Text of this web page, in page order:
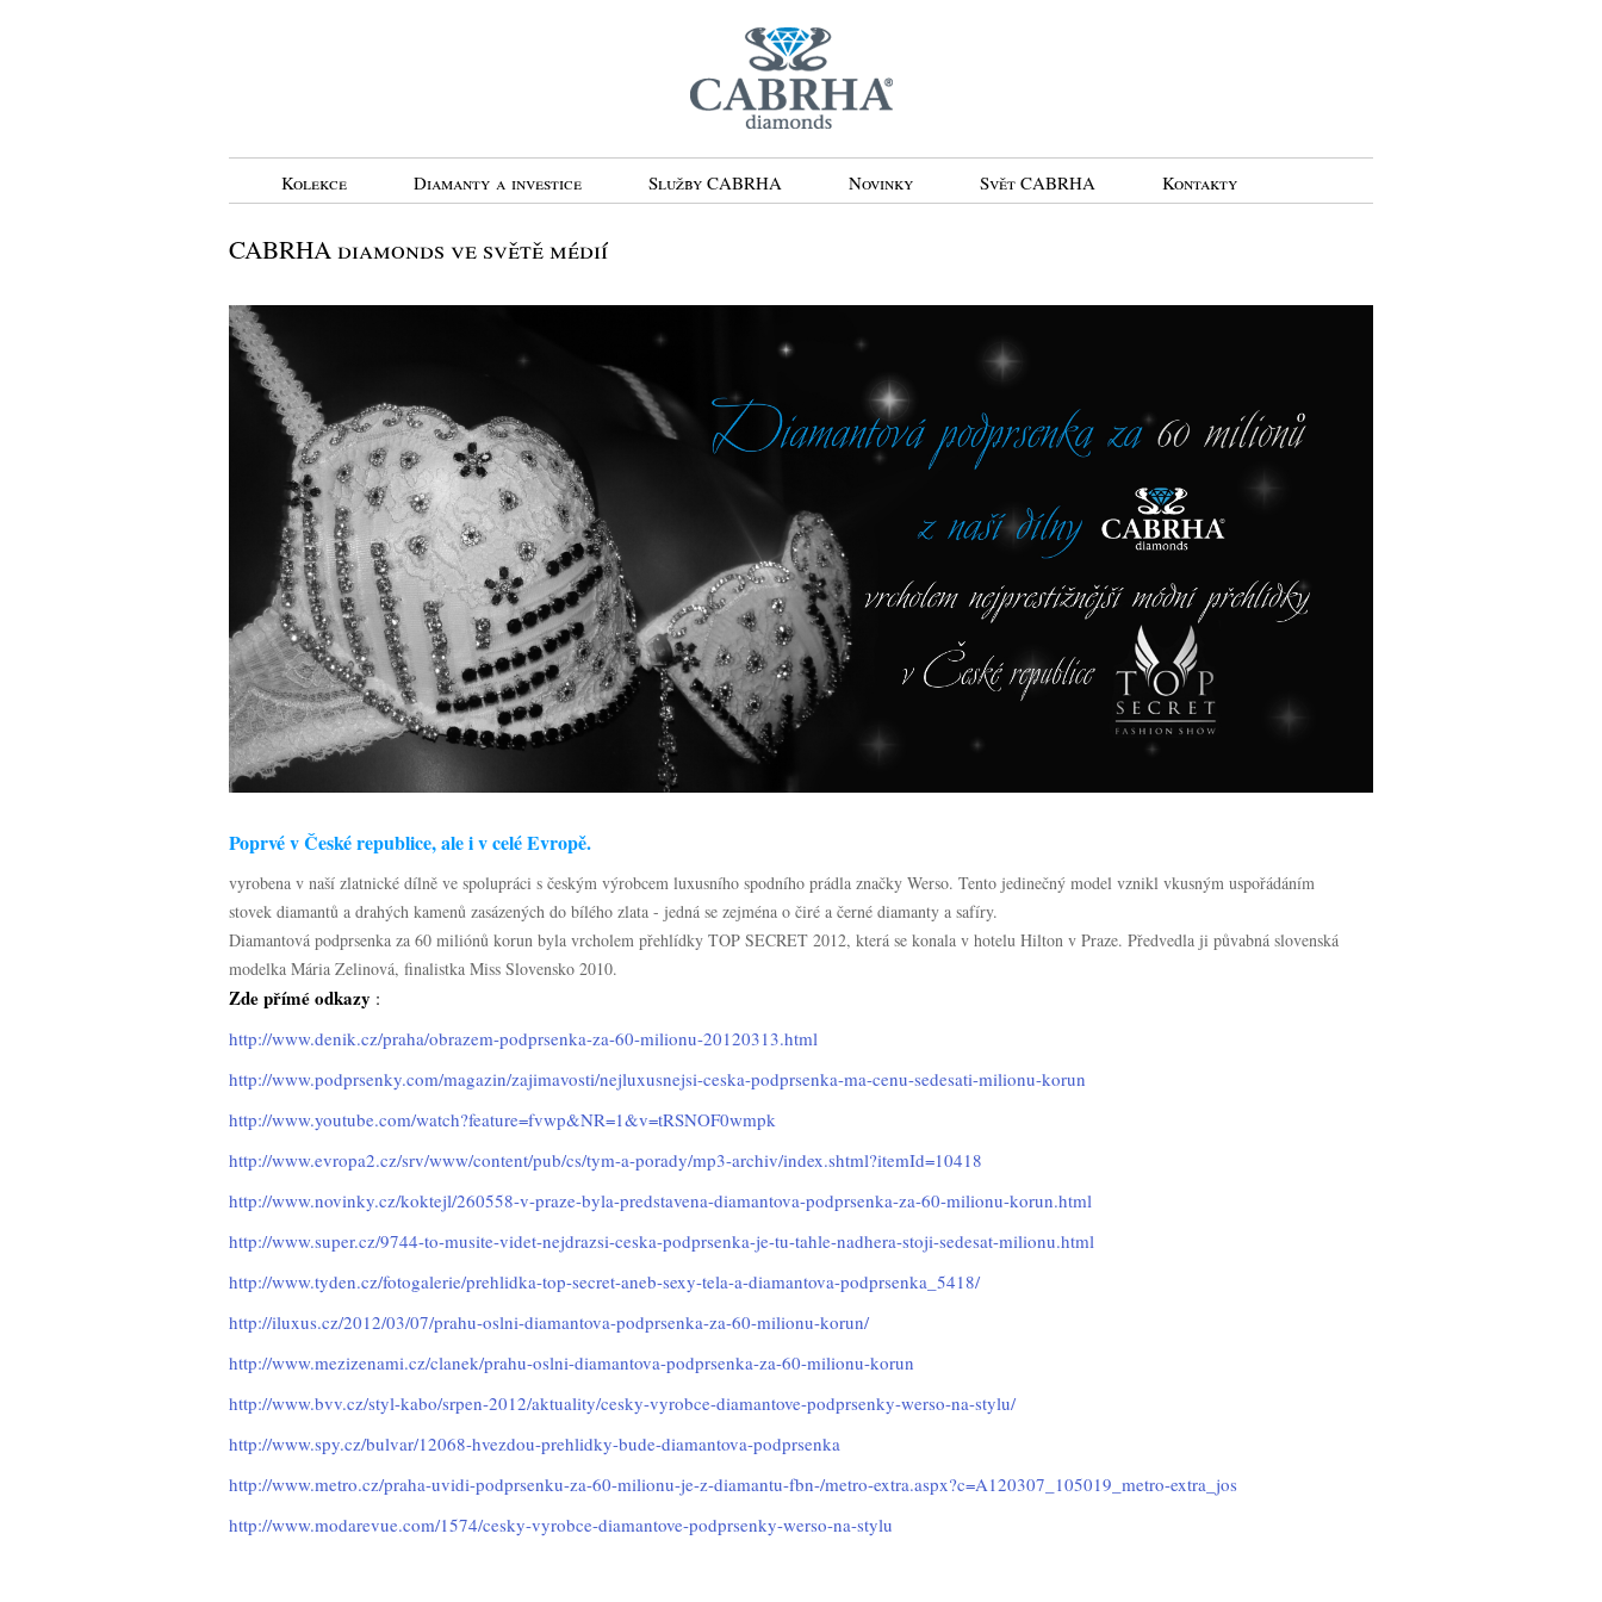
Kolekce Diamanty a investice Služby CABRHA Novinky Svět CABRHA Kontakty
CABRHA diamonds ve světě médií
Poprvé v České republice, ale i v celé Evropě.
vyrobena v naší zlatnické dílně ve spolupráci s českým výrobcem luxusního spodního prádla značky Werso. Tento jedinečný model vznikl vkusným uspořádáním
stovek diamantů a drahých kamenů zasázených do bílého zlata - jedná se zejména o čiré a černé diamanty a safíry.
Diamantová podprsenka za 60 miliónů korun byla vrcholem přehlídky TOP SECRET 2012, která se konala v hotelu Hilton v Praze. Předvedla ji půvabná slovenská
modelka Mária Zelinová, finalistka Miss Slovensko 2010.
Zde přímé odkazy :
http://www.denik.cz/praha/obrazem-podprsenka-za-60-milionu-20120313.html
http://www.podprsenky.com/magazin/zajimavosti/nejluxusnejsi-ceska-podprsenka-ma-cenu-sedesati-milionu-korun
http://www.youtube.com/watch?feature=fvwp&NR=1&v=tRSNOF0wmpk
http://www.evropa2.cz/srv/www/content/pub/cs/tym-a-porady/mp3-archiv/index.shtml?itemId=10418
http://www.novinky.cz/koktejl/260558-v-praze-byla-predstavena-diamantova-podprsenka-za-60-milionu-korun.html
http://www.super.cz/9744-to-musite-videt-nejdrazsi-ceska-podprsenka-je-tu-tahle-nadhera-stoji-sedesat-milionu.html
http://www.tyden.cz/fotogalerie/prehlidka-top-secret-aneb-sexy-tela-a-diamantova-podprsenka_5418/
http://iluxus.cz/2012/03/07/prahu-oslni-diamantova-podprsenka-za-60-milionu-korun/
http://www.mezizenami.cz/clanek/prahu-oslni-diamantova-podprsenka-za-60-milionu-korun
http://www.bvv.cz/styl-kabo/srpen-2012/aktuality/cesky-vyrobce-diamantove-podprsenky-werso-na-stylu/
http://www.spy.cz/bulvar/12068-hvezdou-prehlidky-bude-diamantova-podprsenka
http://www.metro.cz/praha-uvidi-podprsenku-za-60-milionu-je-z-diamantu-fbn-/metro-extra.aspx?c=A120307_105019_metro-extra_jos
http://www.modarevue.com/1574/cesky-vyrobce-diamantove-podprsenky-werso-na-stylu